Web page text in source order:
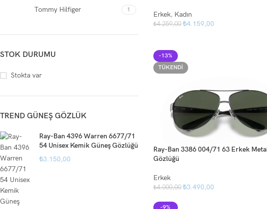
Tommy Hilfiger 1
STOK DURUMU
Stokta var
TREND GÜNEŞ GÖZLÜK
Ray-Ban 4396 Warren 6677/71
54 Unisex Kemik Güneş Gözlüğü
₺3.150,00
Erkek, Kadın
₺4.259,00 ₺4.159,00
-13%
TÜKENDI
Ray-Ban 3386 004/71 63 Erkek
Gözlüğü
Erkek
₺4.000,00 ₺3.490,00
-9%